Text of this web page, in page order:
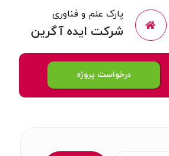
پارک علم و فناوری
شرکت ایده آگرین
درخواست پروژه